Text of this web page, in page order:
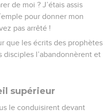
de moi ? J’étais assis
pour donner mon
pas arrêté !
que les écrits des prophètes
disciples l’abandonnèrent et
supérieur
le conduisirent devant